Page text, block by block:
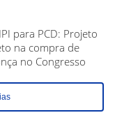
para PCD: Projeto
na compra de
no Congresso